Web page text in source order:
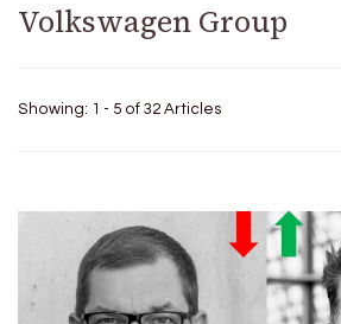
Volkswagen Group
Showing: 1 - 5 of 32 Articles